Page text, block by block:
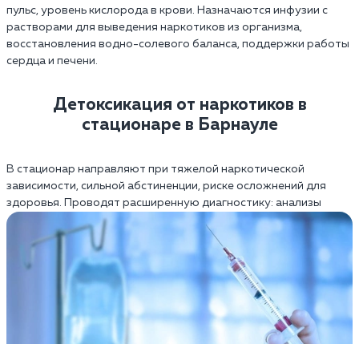
пульс, уровень кислорода в крови. Назначаются инфузии с
растворами для выведения наркотиков из организма,
восстановления водно-солевого баланса, поддержки работы
сердца и печени.
Детоксикация от наркотиков в
стационаре в Барнауле
В стационар направляют при тяжелой наркотической
зависимости, сильной абстиненции, риске осложнений для
здоровья. Проводят расширенную диагностику: анализы